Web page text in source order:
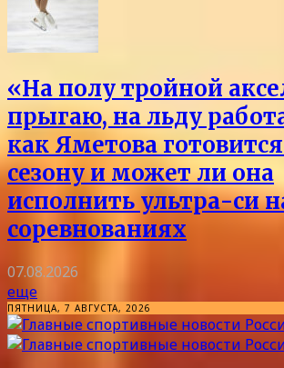
«На полу тройной
прыгаю, на льду
как Яметова
сезону и может ли она
исполнить ультра-си
соревнованиях
07.08.2026
еще
ПЯТНИЦА, 7 АВГУСТА, 2026